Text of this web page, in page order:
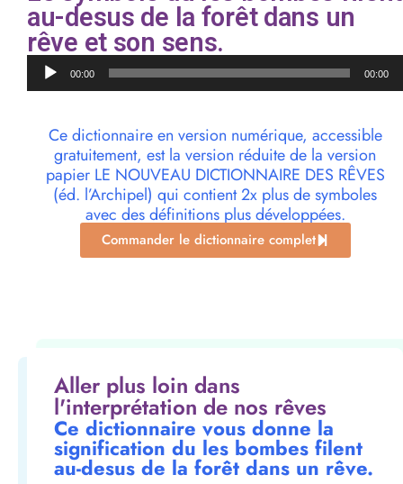
au-desus de la forêt dans un
rêve et son sens.
Lecteur
audio00:00 00:00
Ce dictionnaire en version numérique, accessible
gratuitement, est la version réduite de la version
papier LE NOUVEAU DICTIONNAIRE DES RÊVES
(éd. l’Archipel) qui contient 2x plus de symboles
avec des définitions plus développées.
Commander le dictionnaire complet
Aller plus loin dans
l'interprétation de nos rêves
Ce dictionnaire vous donne la
signification du les bombes filent
au-desus de la forêt dans un rêve.